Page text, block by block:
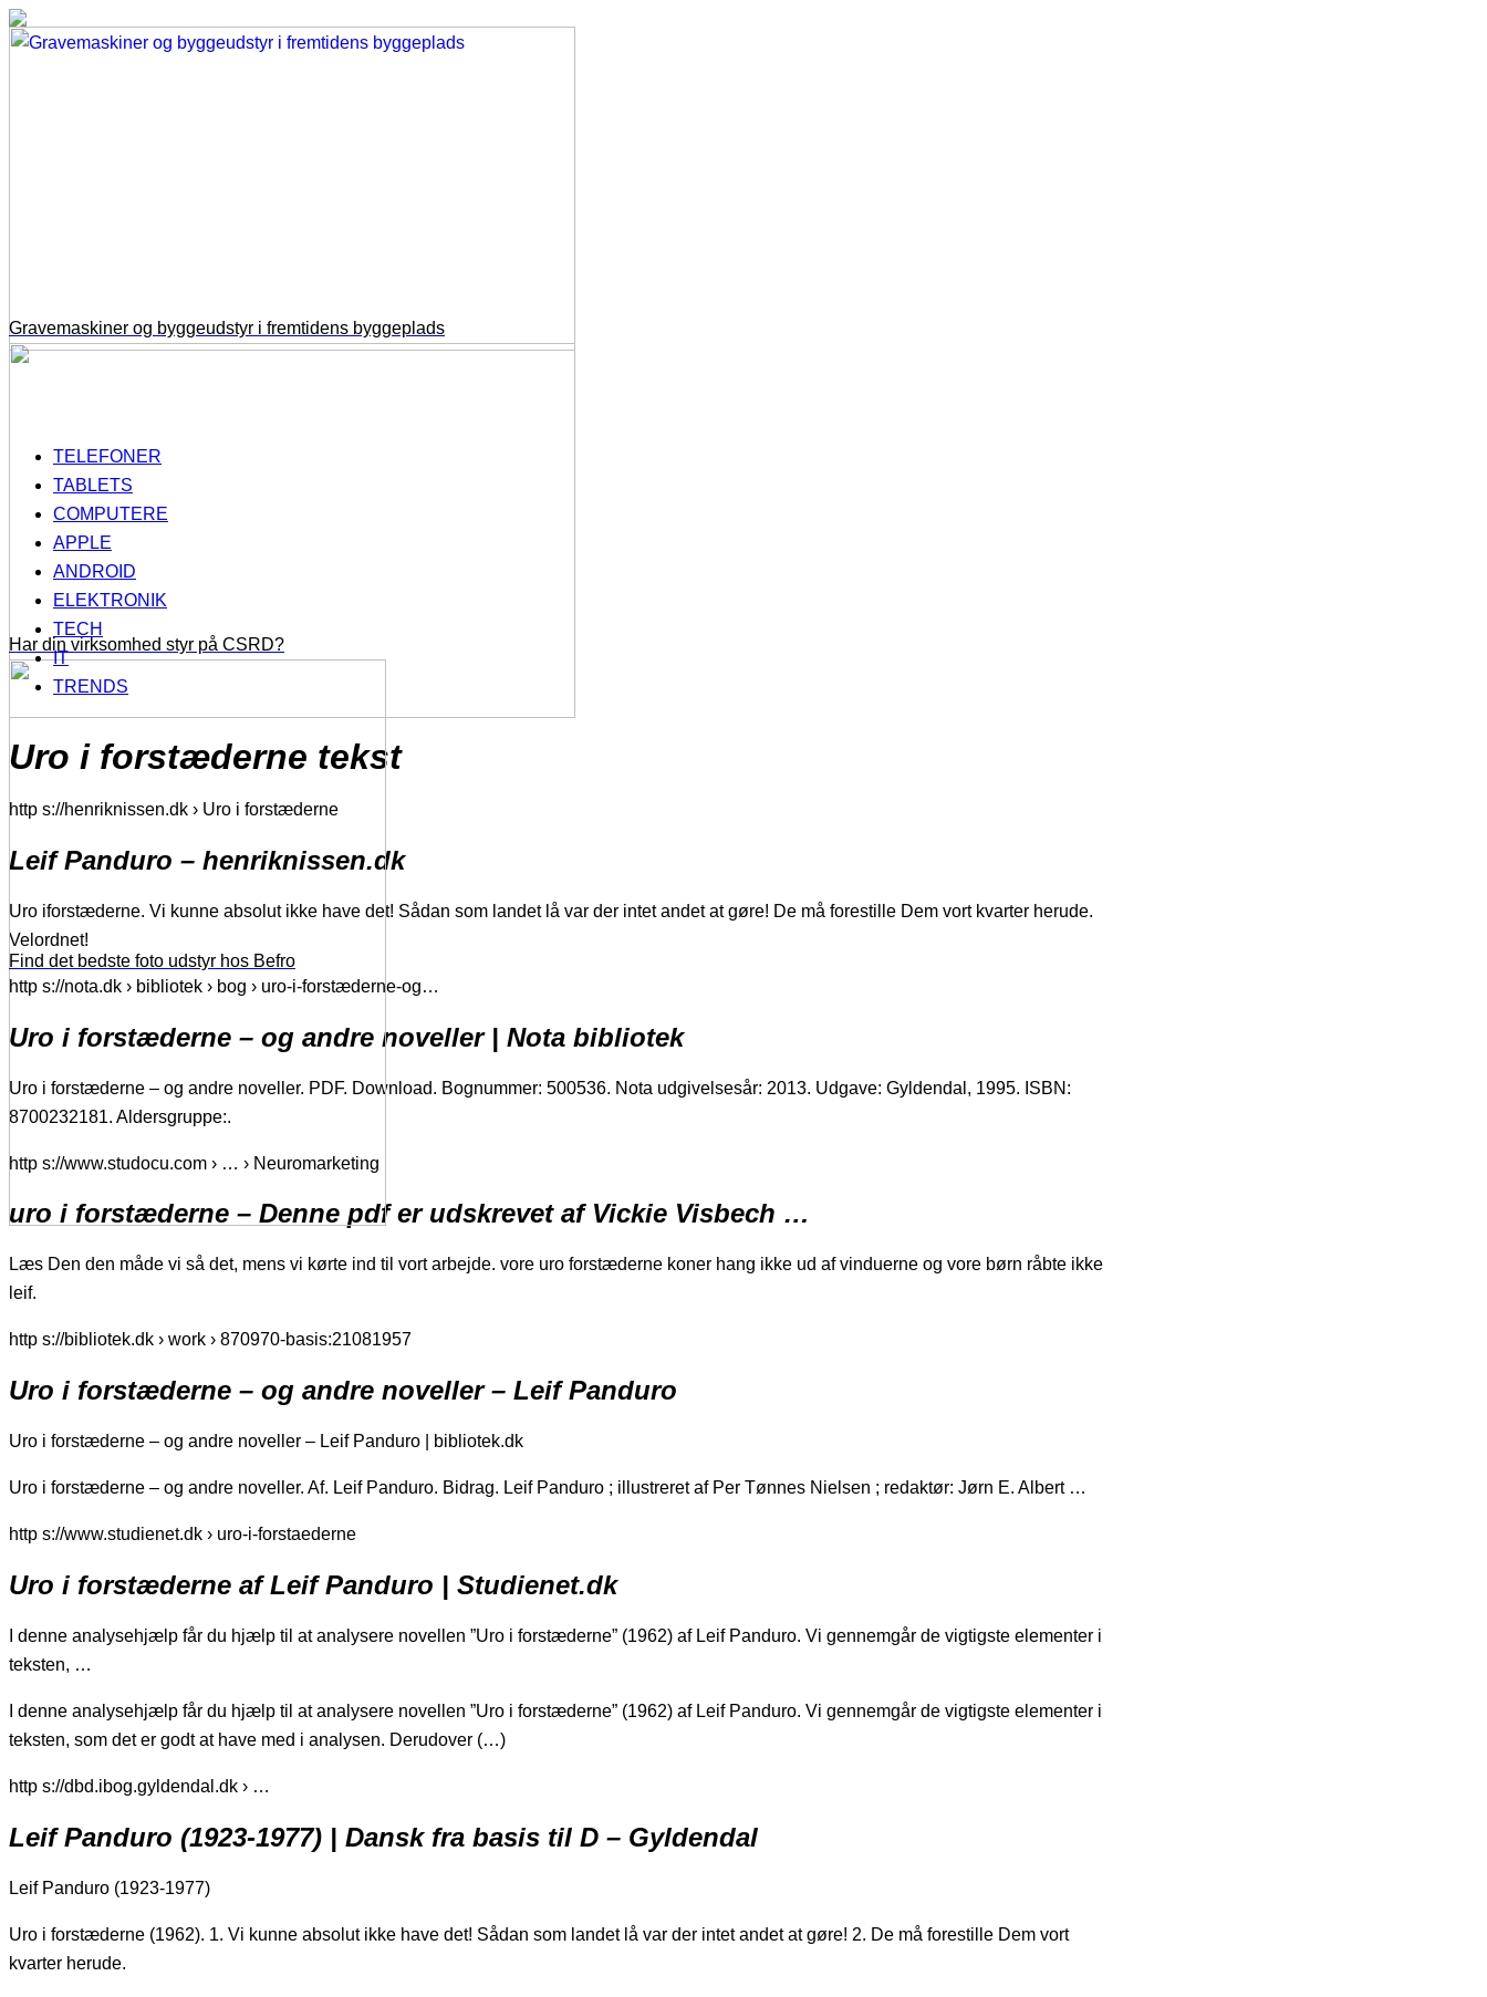
Gravemaskiner og byggeudstyr i fremtidens byggeplads
Har din virksomhed styr på CSRD?
Find det bedste foto udstyr hos Befro
TELEFONER
TABLETS
COMPUTERE
APPLE
ANDROID
ELEKTRONIK
TECH
IT
TRENDS
Uro i forstæderne tekst
http s://henriknissen.dk › Uro i forstæderne
Leif Panduro – henriknissen.dk
Uro iforstæderne. Vi kunne absolut ikke have det! Sådan som landet lå var der intet andet at gøre! De må forestille Dem vort kvarter herude.
Velordnet!
http s://nota.dk › bibliotek › bog › uro-i-forstæderne-og…
Uro i forstæderne – og andre noveller | Nota bibliotek
Uro i forstæderne – og andre noveller. PDF. Download. Bognummer: 500536. Nota udgivelsesår: 2013. Udgave: Gyldendal, 1995. ISBN:
8700232181. Aldersgruppe:.
http s://www.studocu.com › … › Neuromarketing
uro i forstæderne – Denne pdf er udskrevet af Vickie Visbech …
Læs Den den måde vi så det, mens vi kørte ind til vort arbejde. vore uro forstæderne koner hang ikke ud af vinduerne og vore børn råbte ikke
leif.
http s://bibliotek.dk › work › 870970-basis:21081957
Uro i forstæderne – og andre noveller – Leif Panduro
Uro i forstæderne – og andre noveller – Leif Panduro | bibliotek.dk
Uro i forstæderne – og andre noveller. Af. Leif Panduro. Bidrag. Leif Panduro ; illustreret af Per Tønnes Nielsen ; redaktør: Jørn E. Albert …
http s://www.studienet.dk › uro-i-forstaederne
Uro i forstæderne af Leif Panduro | Studienet.dk
I denne analysehjælp får du hjælp til at analysere novellen ”Uro i forstæderne” (1962) af Leif Panduro. Vi gennemgår de vigtigste elementer i
teksten, …
I denne analysehjælp får du hjælp til at analysere novellen ”Uro i forstæderne” (1962) af Leif Panduro. Vi gennemgår de vigtigste elementer i
teksten, som det er godt at have med i analysen. Derudover (…)
http s://dbd.ibog.gyldendal.dk › …
Leif Panduro (1923-1977) | Dansk fra basis til D – Gyldendal
Leif Panduro (1923-1977)
Uro i forstæderne (1962). 1. Vi kunne absolut ikke have det! Sådan som landet lå var der intet andet at gøre! 2. De må forestille Dem vort
kvarter herude.